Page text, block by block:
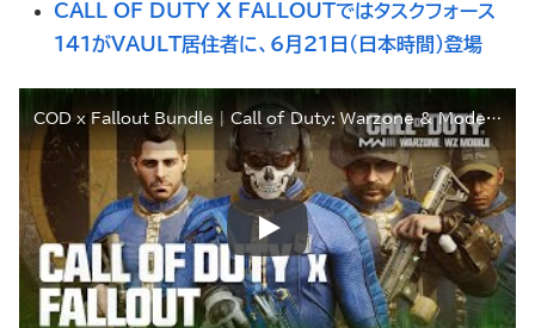
CALL OF DUTY X FALLOUTではタスクフォース
141がVAULT居住者に、6月21日(日本時間)登場
COD x Fallout Bundle | Call of Duty: Warzone & Modern Warfare III